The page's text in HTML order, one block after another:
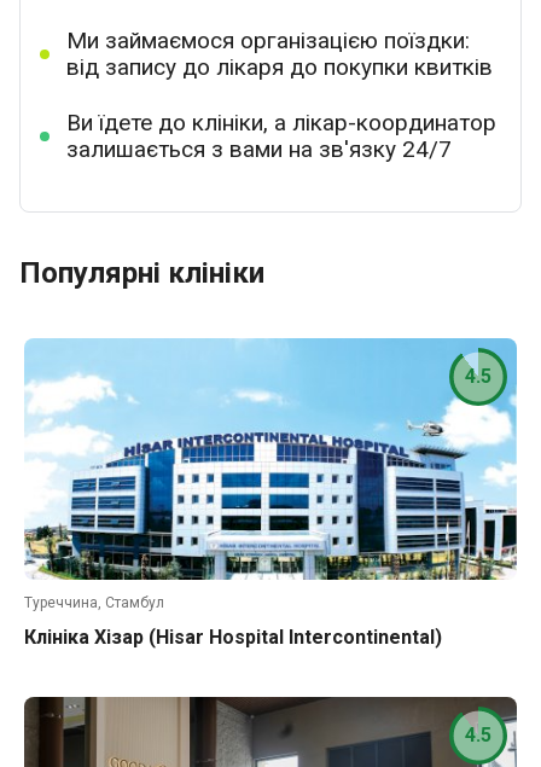
Ми займаємося організацією поїздки:
від запису до лікаря до покупки квитків
Ви їдете до клініки, а лікар-координатор
залишається з вами на зв'язку 24/7
Популярні клініки
Туреччина, Стамбул
Клініка Хізар (Hisar Hospital Intercontinental)
4.5
4.5